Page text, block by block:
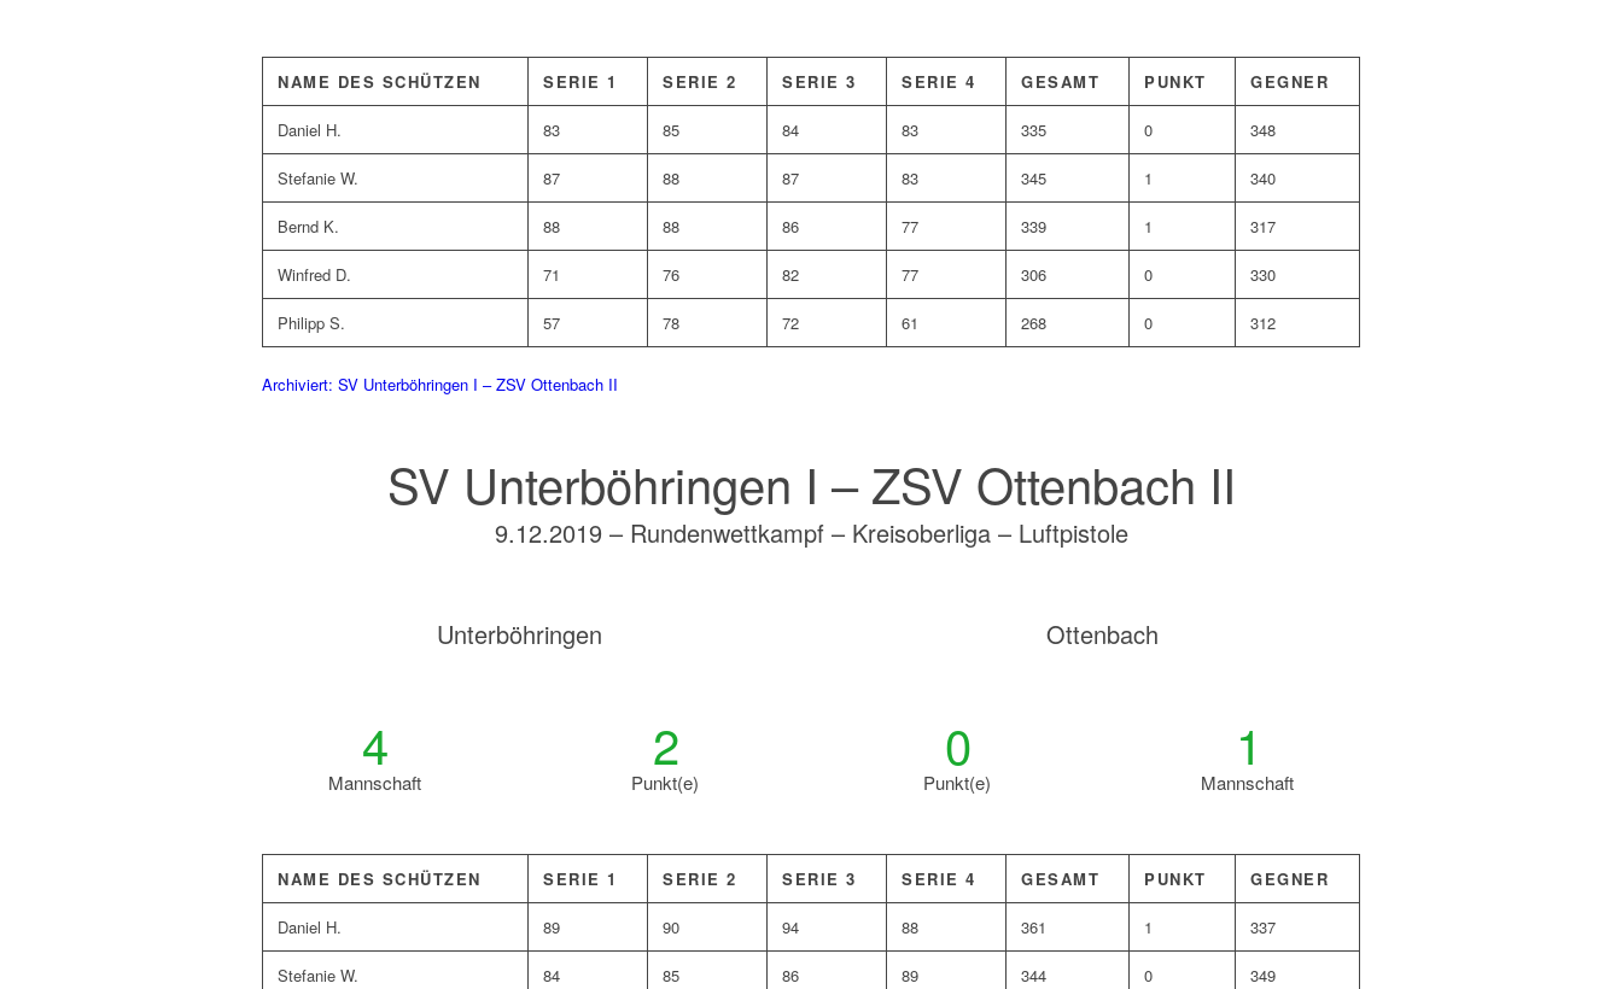
NAME DES SCHÜTZEN SERIE 1 SERIE 2 SERIE 3 SERIE 4 GESAMT PUNKT GEGNER
Daniel H. 83 85 84 83 335 0 348
Stefanie W. 87 88 87 83 345 1 340
Bernd K. 88 88 86 77 339 1 317
Winfred D. 71 76 82 77 306 0 330
Philipp S. 57 78 72 61 268 0 312
Archiviert: SV Unterböhringen I – ZSV Ottenbach II
SV Unterböhringen I – ZSV Ottenbach II
9.12.2019 – Rundenwettkampf – Kreisoberliga – Luftpistole
Unterböhringen Ottenbach
4
Mannschaft
2
Punkt(e)
0
Punkt(e)
1
Mannschaft
NAME DES SCHÜTZEN SERIE 1 SERIE 2 SERIE 3 SERIE 4 GESAMT PUNKT GEGNER
Daniel H. 89 90 94 88 361 1 337
Stefanie W. 84 85 86 89 344 0 349